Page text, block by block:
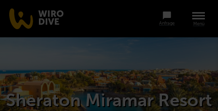
Menü
Anfrage
Sheraton Miramar Resort